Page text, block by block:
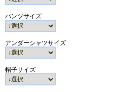
パンツサイズ
アンダーシャツサイズ
帽子サイズ